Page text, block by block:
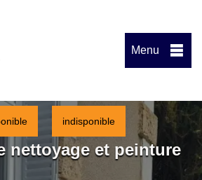
Menu
indisponible
nettoyage et peinture